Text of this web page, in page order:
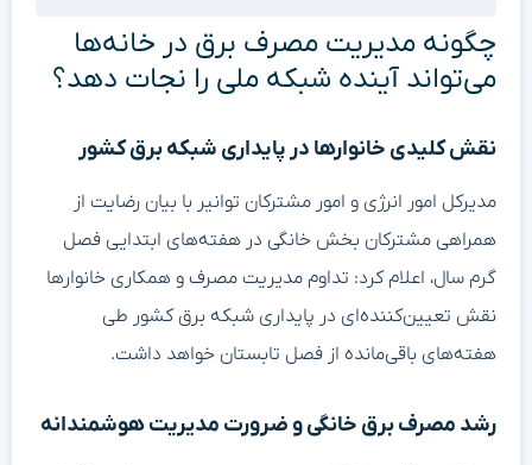
چگونه مدیریت مصرف برق در خانه‌ها
می‌تواند آینده شبکه ملی را نجات دهد؟
نقش کلیدی خانوارها در پایداری شبکه برق کشور
مدیرکل امور انرژی و امور مشترکان توانیر با بیان رضایت از
همراهی مشترکان بخش خانگی در هفته‌های ابتدایی فصل
گرم سال، اعلام کرد: تداوم مدیریت مصرف و همکاری خانوارها
نقش تعیین‌کننده‌ای در پایداری شبکه برق کشور طی
هفته‌های باقی‌مانده از فصل تابستان خواهد داشت.
رشد مصرف برق خانگی و ضرورت مدیریت هوشمندانه